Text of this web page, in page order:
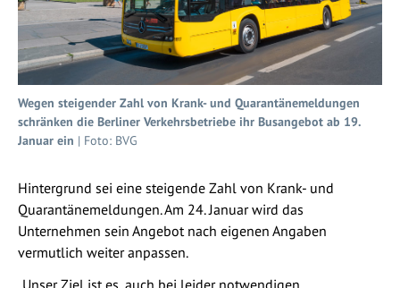
Wegen steigender Zahl von Krank- und Quarantänemeldungen
schränken die Berliner Verkehrsbetriebe ihr Busangebot ab 19.
Januar ein | Foto: BVG
Hintergrund sei eine steigende Zahl von Krank- und
Quarantänemeldungen. Am 24. Januar wird das
Unternehmen sein Angebot nach eigenen Angaben
vermutlich weiter anpassen.
„Unser Ziel ist es, auch bei leider notwendigen